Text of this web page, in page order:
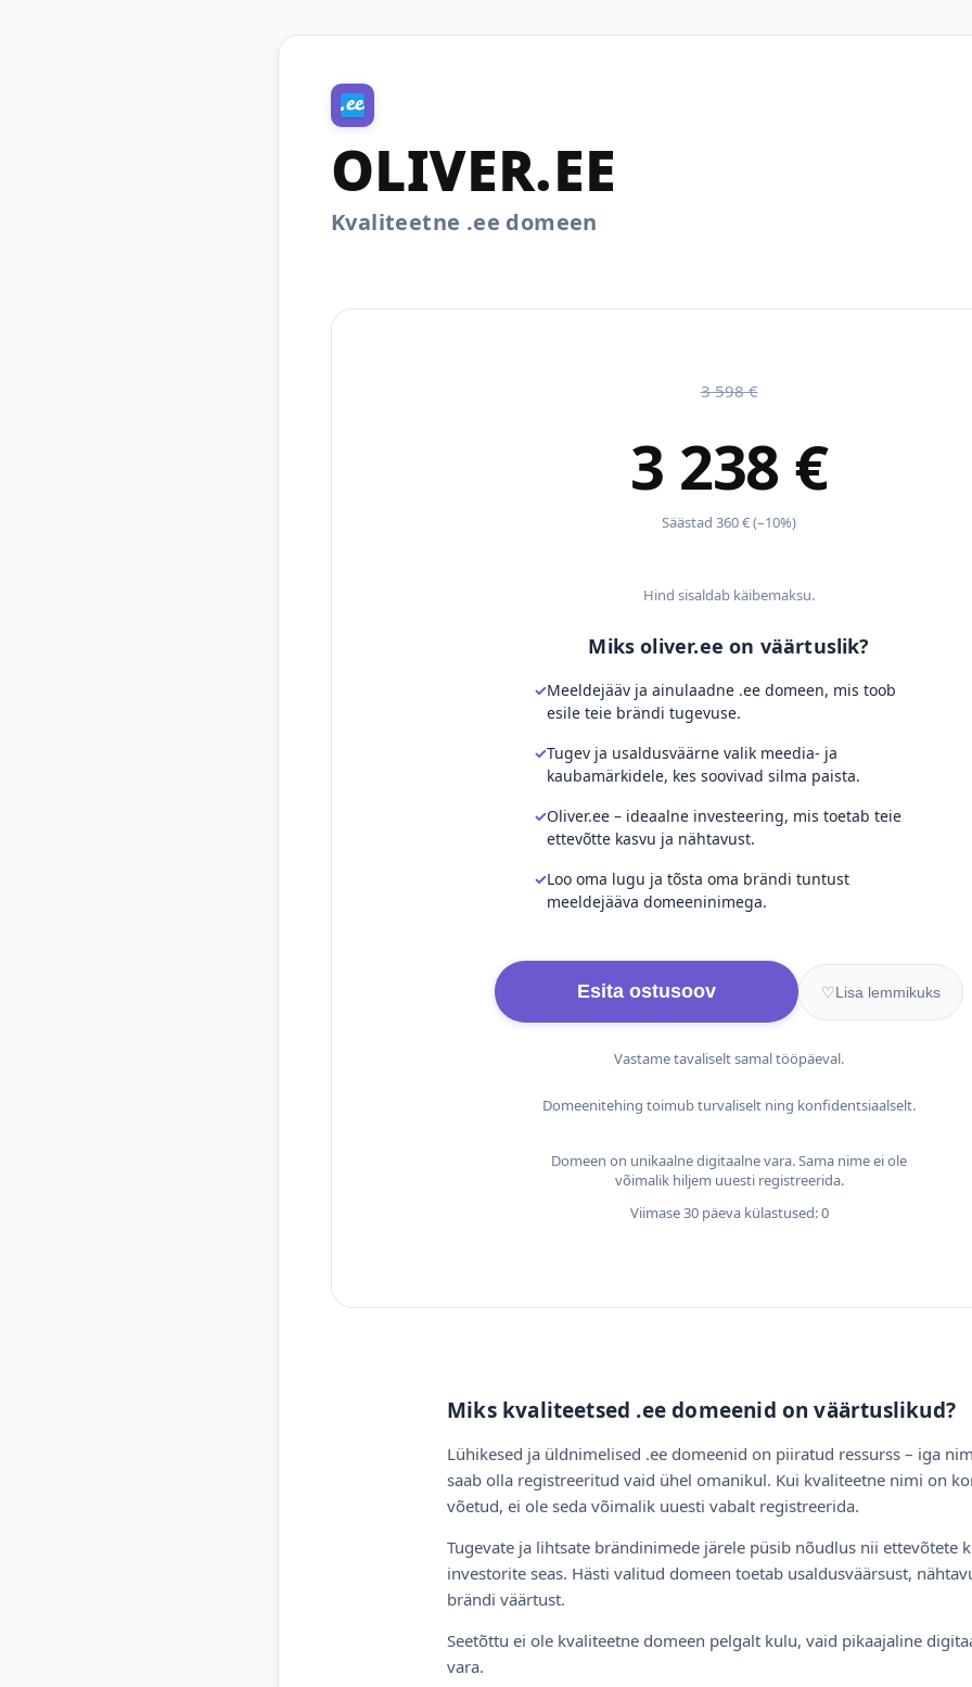
OLIVER.EE
Kvaliteetne .ee domeen
3 598 €
3 238 €
Säästad 360 € (–10%)
Hind sisaldab käibemaksu.
Miks oliver.ee on väärtuslik?
Meeldejääv ja ainulaadne .ee domeen, mis toob
esile teie brändi tugevuse.
Tugev ja usaldusväärne valik meedia- ja
kaubamärkidele, kes soovivad silma paista.
Oliver.ee – ideaalne investeering, mis toetab teie
ettevõtte kasvu ja nähtavust.
Loo oma lugu ja tõsta oma brändi tuntust
meeldejääva domeeninimega.
Esita ostusoov ♡Lisa lemmikuks
Vastame tavaliselt samal tööpäeval.
Domeenitehing toimub turvaliselt ning konfidentsiaalselt.
Domeen on unikaalne digitaalne vara. Sama nime ei ole
võimalik hiljem uuesti registreerida.
Viimase 30 päeva külastused: 0
Miks kvaliteetsed .ee domeenid on väärtuslikud?
Lühikesed ja üldnimelised .ee domeenid on piiratud ressurss – iga
saab olla registreeritud vaid ühel omanikul. Kui kvaliteetne nimi on
võetud, ei ole seda võimalik uuesti vabalt registreerida.
Tugevate ja lihtsate brändinimede järele püsib nõudlus nii ettevõtete
investorite seas. Hästi valitud domeen toetab usaldusväärsust,
brändi väärtust.
Seetõttu ei ole kvaliteetne domeen pelgalt kulu, vaid pikaajaline
vara.